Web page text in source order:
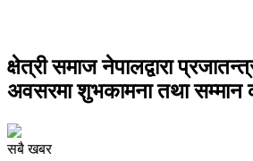
क्षेत्री समाज नेपालद्वारा
अवसरमा शुभकामना तथा सम्मान
सबै खबर